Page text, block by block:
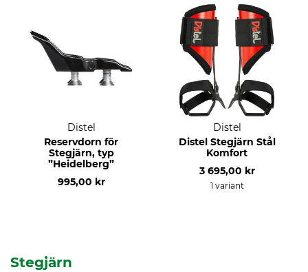
Distel
Reservdorn för
Stegjärn, typ
”Heidelberg”
995,00 kr
Distel
Distel Stegjärn Stål
Komfort
3 695,00 kr
1 variant
Stegjärn